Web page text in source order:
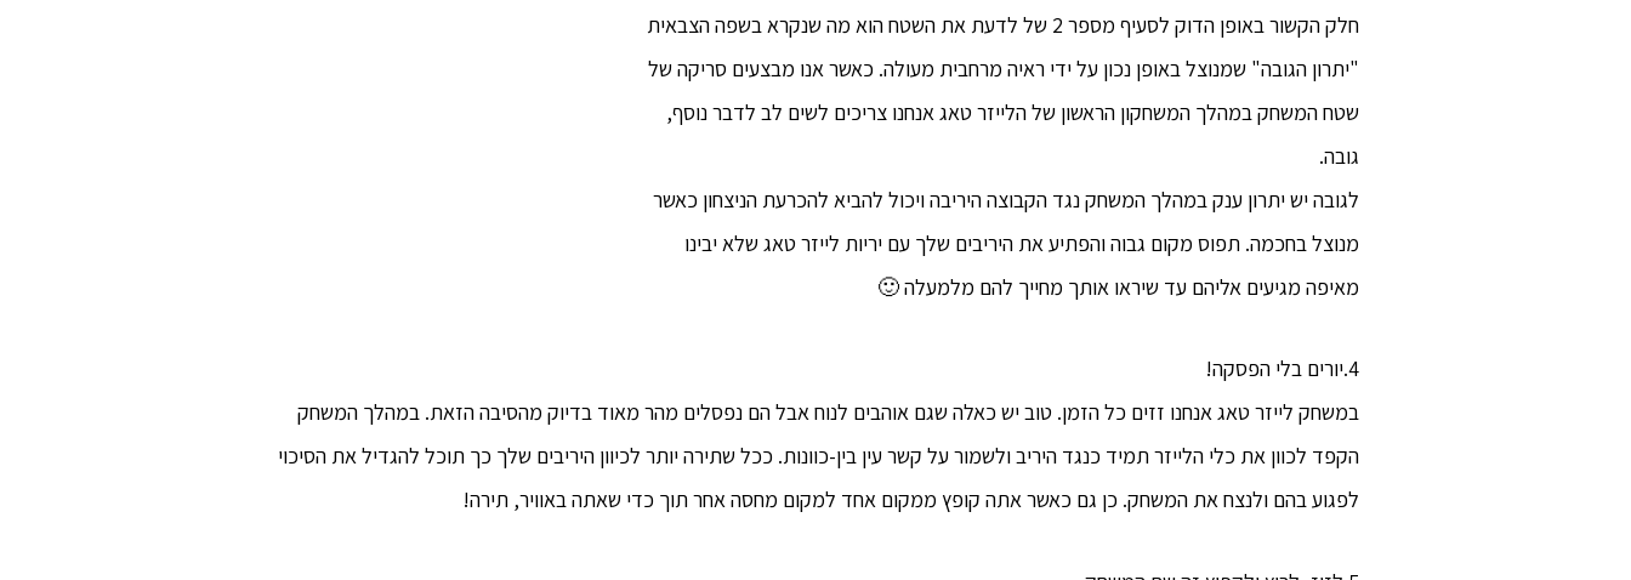
חלק הקשור באופן הדוק לסעיף מספר 2 של לדעת את השטח הוא מה שנקרא בשפה הצבאית
"יתרון הגובה" שמנוצל באופן נכון על ידי ראיה מרחבית מעולה. כאשר אנו מבצעים סריקה של
שטח המשחק במהלך המשחקון הראשון של הלייזר טאג אנחנו צריכים לשים לב לדבר נוסף,
גובה.
לגובה יש יתרון ענק במהלך המשחק נגד הקבוצה היריבה ויכול להביא להכרעת הניצחון כאשר
מנוצל בחכמה. תפוס מקום גבוה והפתיע את היריבים שלך עם יריות לייזר טאג שלא יבינו
מאיפה מגיעים אליהם עד שיראו אותך מחייך להם מלמעלה 🙂
4.יורים בלי הפסקה!
במשחק לייזר טאג אנחנו זזים כל הזמן. טוב יש כאלה שגם אוהבים לנוח אבל הם נפסלים מהר מאוד בדיוק מהסיבה הזאת. במהלך המשחק
הקפד לכוון את כלי הלייזר תמיד כנגד היריב ולשמור על קשר עין בין-כוונות. ככל שתירה יותר לכיוון היריבים שלך כך תוכל להגדיל את הסיכוי
לפגוע בהם ולנצח את המשחק. כן גם כאשר אתה קופץ ממקום אחד למקום מחסה אחר תוך כדי שאתה באוויר, תירה!